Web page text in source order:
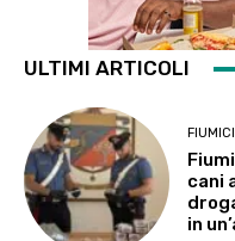
ULTIMI ARTICOLI
cani
in